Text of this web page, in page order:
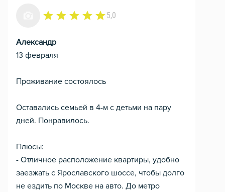
5,0
Александр
13 февраля
Проживание состоялось
Оставались семьей в 4-м с детьми на пару
дней. Понравилось.
Плюсы:
- Отличное расположение квартиры, удобно
заезжать с Ярославского шоссе, чтобы долго
не ездить по Москве на авто. До метро